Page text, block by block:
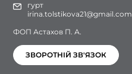
гурт
irina.tolstikova21@gmail.com
ФОП Астахов П. А.
ЗВОРОТНІЙ ЗВ'ЯЗОК